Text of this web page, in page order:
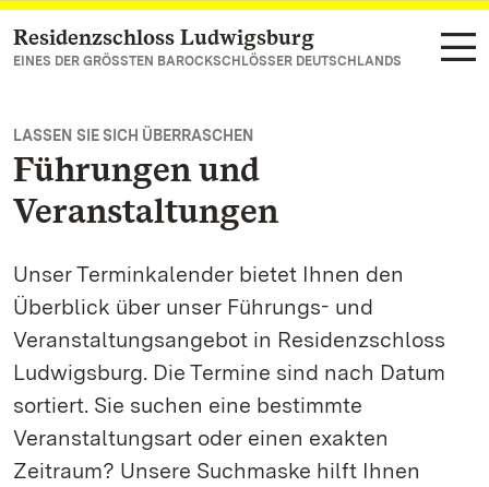
Zum Hauptinhalt springen
Residenzschloss Ludwigsburg
EINES DER GRÖSSTEN BAROCKSCHLÖSSER DEUTSCHLANDS
LASSEN SIE SICH ÜBERRASCHEN
Führungen und
Veranstaltungen
Unser Terminkalender bietet Ihnen den
Überblick über unser Führungs- und
Veranstaltungsangebot in Residenzschloss
Ludwigsburg. Die Termine sind nach Datum
sortiert. Sie suchen eine bestimmte
Veranstaltungsart oder einen exakten
Zeitraum? Unsere Suchmaske hilft Ihnen